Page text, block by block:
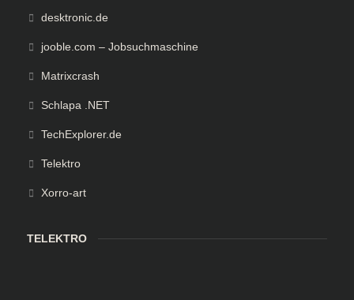
desktronic.de
jooble.com – Jobsuchmaschine
Matrixcrash
Schlapa .NET
TechExplorer.de
Telektro
Xorro-art
TELEKTRO